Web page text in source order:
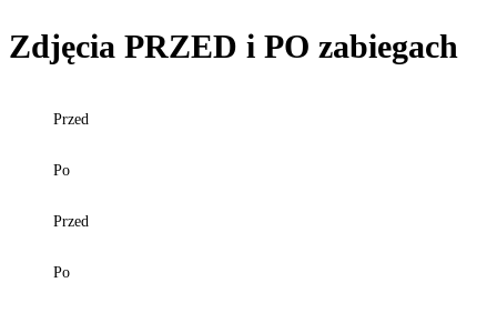
Zdjęcia PRZED i PO zabiegach
Przed
Po
Przed
Po